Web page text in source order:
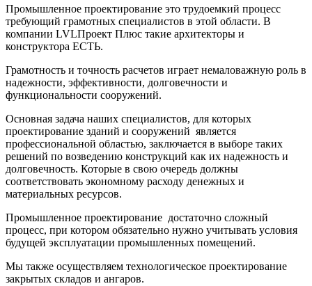
Промышленное проектирование это трудоемкий процесс
требующий грамотных специалистов в этой области. В
компании LVLПроект Плюс такие архитекторы и
конструктора ЕСТЬ.
Грамотность и точность расчетов играет немаловажную роль в
надежности, эффективности, долговечности и
функциональности сооружений.
Основная задача наших специалистов, для которых
проектирование зданий и сооружений является
профессиональной областью, заключается в выборе таких
решений по возведению конструкций как их надежность и
долговечность. Которые в свою очередь должны
соответствовать экономному расходу денежных и
материальных ресурсов.
Промышленное проектирование достаточно сложный
процесс, при котором обязательно нужно учитывать условия
будущей эксплуатации промышленных помещений.
Мы также осуществляем технологическое проектирование
закрытых складов и ангаров.